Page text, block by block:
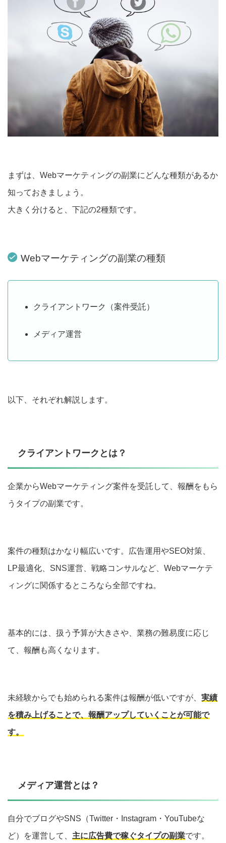
まずは、Webマーケティングの副業にどんな種類があるか
知っておきましょう。
大きく分けると、下記の2種類です。
Webマーケティングの副業の種類
クライアントワーク（案件受託）
メディア運営
以下、それぞれ解説します。
クライアントワークとは？
企業からWebマーケティング案件を受託して、報酬をもら
うタイプの副業です。
案件の種類はかなり幅広いです。広告運用やSEO対策、
LP最適化、SNS運営、戦略コンサルなど、Webマーケテ
ィングに関係するところなら全部ですね。
基本的には、扱う予算が大きさや、業務の難易度に応じ
て、報酬も高くなります。
未経験からでも始められる案件は報酬が低いですが、 実績
を積み上げることで、報酬アップしていくことが可能で
す。
メディア運営とは？
自分でブログやSNS（Twitter・Instagram・YouTubeな
ど）を運営して、 主に広告費で稼ぐタイプの副業です。